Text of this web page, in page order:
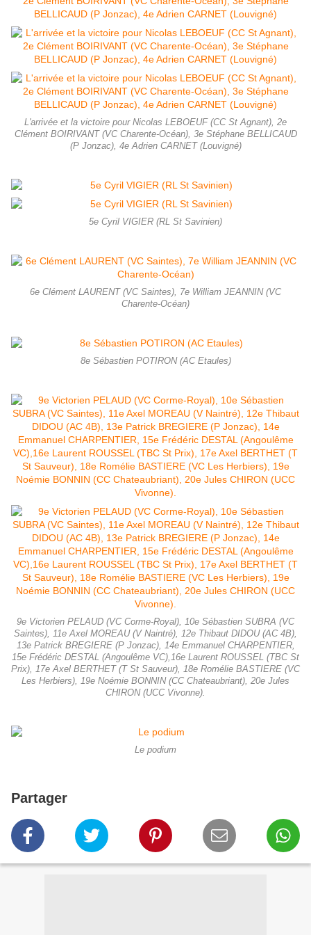
L'arrivée et la victoire pour Nicolas LEBOEUF (CC St Agnant), 2e
Clément BOIRIVANT (VC Charente-Océan), 3e Stéphane BELLICAUD
(P Jonzac), 4e Adrien CARNET (Louvigné)
5e Cyril VIGIER (RL St Savinien)
6e Clément LAURENT (VC Saintes), 7e William JEANNIN (VC
Charente-Océan)
8e Sébastien POTIRON (AC Etaules)
9e Victorien PELAUD (VC Corme-Royal), 10e Sébastien SUBRA (VC
Saintes), 11e Axel MOREAU (V Naintré), 12e Thibaut DIDOU (AC 4B),
13e Patrick BREGIERE (P Jonzac), 14e Emmanuel CHARPENTIER,
15e Frédéric DESTAL (Angoulême VC),16e Laurent ROUSSEL (TBC St
Prix), 17e Axel BERTHET (T St Sauveur), 18e Romélie BASTIERE (VC
Les Herbiers), 19e Noémie BONNIN (CC Chateaubriant), 20e Jules
CHIRON (UCC Vivonne).
Le podium
Partager